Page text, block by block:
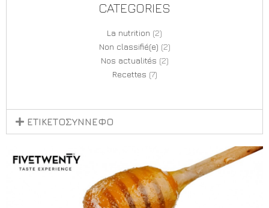
CATEGORIES
La nutrition (2)
Non classifié(e) (2)
Nos actualités (2)
Recettes (7)
ΕΤΙΚΕΤΟΣΥΝΝΕΦΟ